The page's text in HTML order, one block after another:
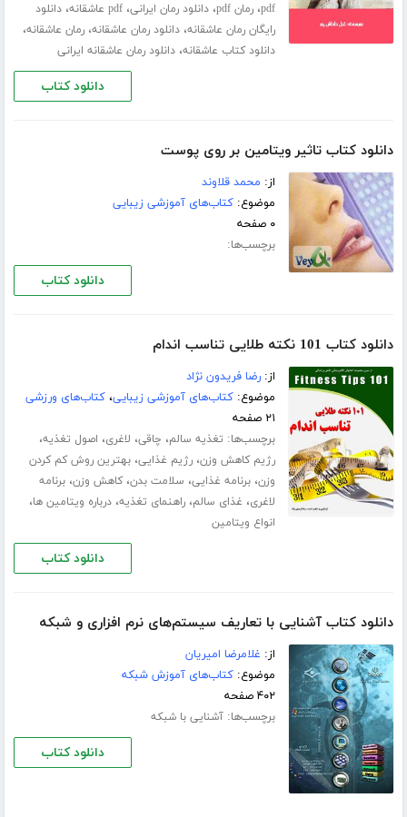
pdf،رمان pdf ،دانلود رمان ایرانی،pdf عاشقانه ،دانلود
رایگان رمان عاشقانه،دانلود رمان عاشقانه،رمان عاشقانه،
دانلود کتاب عاشقانه،دانلود رمان عاشقانه ایرانی
دانلود کتاب
دانلود کتاب تاثیر ویتامین بر روی پوست
از: محمد قلاوند
موضوع:کتاب‌های آموزشی زیبایی
۰ صفحه
برچسب‌ها:
دانلود کتاب
دانلود کتاب 101 نکته طلایی تناسب اندام
از:رضا فریدون نژاد
موضوع:کتاب‌های آموزشی زیبایی،کتاب‌های ورزشی
۲۱ صفحه
برچسب‌ها: تغذیه سالم، چاقی، لاغری، اصول تغذیه،
رژیم کاهش وزن،رژیم غذایی،بهترین روش کم کردن
وزن،برنامه غذایی، سلامت بدن،کاهش وزن،برنامه
لاغری، غذای سالم،راهنمای تغذیه،درباره ویتامین ها،
انواع ویتامین
دانلود کتاب
دانلود کتاب آشنایی با تعاریف سیستم‌های نرم افزاری و شبکه
از: غلامرضا امیریان
موضوع:کتاب‌های آموزش شبکه
۴۰۲ صفحه
برچسب‌ها:آشنایی با شبکه
دانلود کتاب